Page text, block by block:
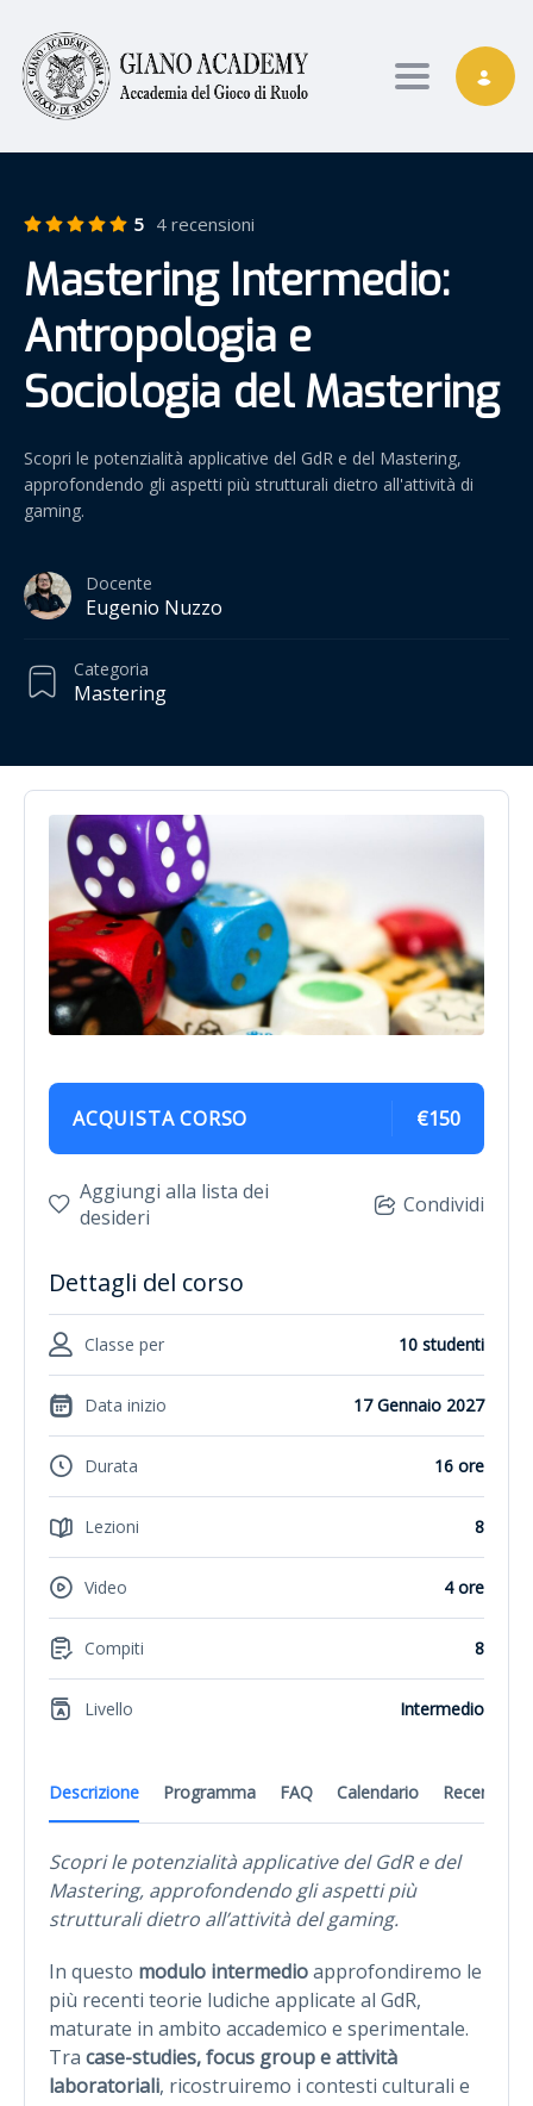
Toggle
5 4 recensioni
Mastering Intermedio:
Antropologia e
Sociologia del Mastering
Scopri le potenzialità applicative del GdR e del Mastering,
approfondendo gli aspetti più strutturali dietro all'attività di
gaming.
Docente
Eugenio Nuzzo
Categoria
Mastering
Descrizione Programma FAQ Calendario Recensioni
Scopri le potenzialità applicative del GdR e del
Mastering, approfondendo gli aspetti più
strutturali dietro all’attività del gaming.
In questo modulo intermedioapprofondiremo le
più recenti teorie ludiche applicate al GdR,
maturate in ambito accademico e sperimentale.
Tra case-studies, focus group e attività
laboratoriali, ricostruiremo i contesti culturali e
ACQUISTA CORSO €150
Aggiungi alla lista dei
desideri
Condividi
Dettagli del corso
Classe per 10 studenti
Data inizio 17 Gennaio 2027
Durata 16 ore
Lezioni 8
Video 4 ore
Compiti 8
Livello Intermedio